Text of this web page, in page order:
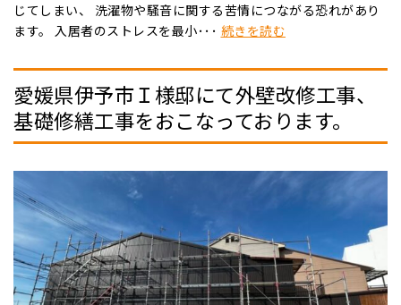
じてしまい、 洗濯物や騒音に関する苦情につながる恐れがあり
ます。 入居者のストレスを最小･･･ 続きを読む
愛媛県伊予市Ｉ様邸にて外壁改修工事、
基礎修繕工事をおこなっております。